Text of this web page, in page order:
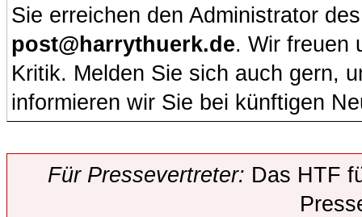
Sie erreichen den Administrator
post@harrythuerk.de. Wir freuen
Kritik. Melden Sie sich auch gern,
informieren wir Sie bei künftigen
Für Pressevertreter: Das HTF